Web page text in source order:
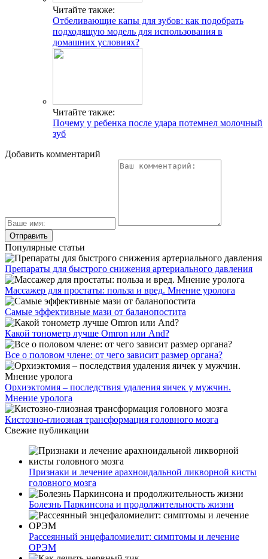
Читайте также:
Отбеливающие капы для зубов: как подобрать
подходящую модель для использования в
домашних условиях?
Читайте также:
Почему у ребенка после удара потемнел молочный
зуб
Добавить комментарий
Популярные статьи
Препараты для быстрого снижения артериального давления
Массажер для простаты: польза и вред. Мнение уролога
Самые эффективные мази от баланопостита
Какой тонометр лучше Omron или And?
Все о половом члене: от чего зависит размер органа?
Орхиэктомия – последствия удаления яичек у мужчин.
Мнение уролога
Кистозно-глиозная трансформация головного мозга
Свежие публикации
Признаки и лечение арахноидальной ликворной кисты
головного мозга
Болезнь Паркинсона и продолжительность жизни
Рассеянный энцефаломиелит: симптомы и лечение
ОРЭМ